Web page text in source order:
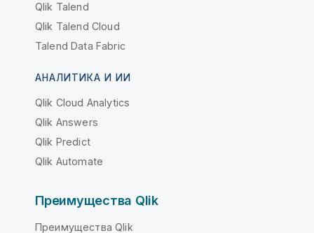
Qlik Talend
Qlik Talend Cloud
Talend Data Fabric
АНАЛИТИКА И ИИ
Qlik Cloud Analytics
Qlik Answers
Qlik Predict
Qlik Automate
Преимущества Qlik
Преимущества Qlik